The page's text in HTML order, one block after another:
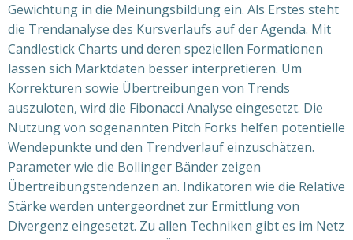
Gewichtung in die Meinungsbildung ein. Als Erstes steht
die Trendanalyse des Kursverlaufs auf der Agenda. Mit
Candlestick Charts und deren speziellen Formationen
lassen sich Marktdaten besser interpretieren. Um
Korrekturen sowie Übertreibungen von Trends
auszuloten, wird die Fibonacci Analyse eingesetzt. Die
Nutzung von sogenannten Pitch Forks helfen potentielle
Wendepunkte und den Trendverlauf einzuschätzen.
Parameter wie die Bollinger Bänder zeigen
Übertreibungstendenzen an. Indikatoren wie die Relative
Stärke werden untergeordnet zur Ermittlung von
Divergenz eingesetzt. Zu allen Techniken gibt es im Netz